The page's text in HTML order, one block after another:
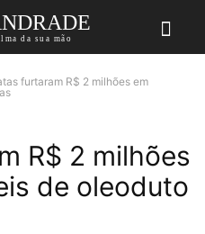
da sua mão
furtaram R$ 2 milhões em
R$ 2 milhões
de oleoduto